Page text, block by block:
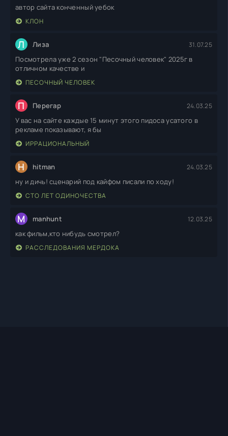
автор сайта конченный уебок
КЛОН
Л Лиза 31.07.25
Посмотрела уже 2 сезон "Песочный человек" 2025г в
отличном качестве и
ПЕСОЧНЫЙ ЧЕЛОВЕК
П Перегар 24.03.25
У вас на сайте каждые 15 минут этого пидоса усатого в
рекламе показывают, я бы
ИРРАЦИОНАЛЬНЫЙ
H hitman 24.03.25
ну и дичь! сценарий под кайфом писали по ходу!
СТО ЛЕТ ОДИНОЧЕСТВА
M manhunt 12.03.25
как фильм,кто нибудь смотрел?
РАССЛЕДОВАНИЯ МЕРДОКА